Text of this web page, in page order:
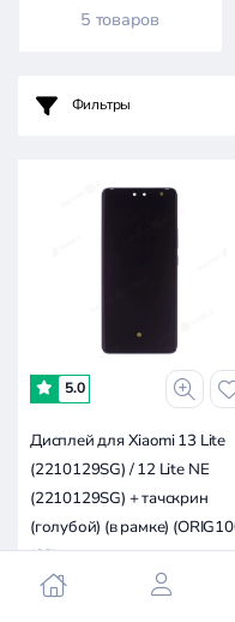
5 товаров
Фильтры
5.0
Дисплей для Xiaomi 13 Lite
(2210129SG) / 12 Lite NE
(2210129SG) + тачскрин
(голубой) (в рамке)
(SP)